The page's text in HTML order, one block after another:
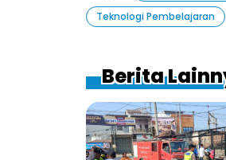
Teknologi Pembelajaran
Berita